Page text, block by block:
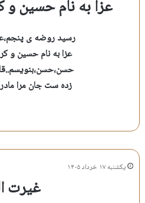
عزا به نام حسین
رسید روضه ی
عزا به نام حسین و
زده ست جان مرا
یکشنبه ۱۷ خرداد ۱۴۰۵
غیرت